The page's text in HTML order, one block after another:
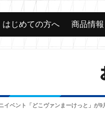
はじめての方へ 商品情報
イベント「どこヴァンまーけっと」